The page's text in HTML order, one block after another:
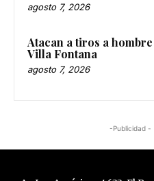
agosto 7, 2026
Atacan a tiros a
Villa Fontana
agosto 7, 2026
-Publicidad -